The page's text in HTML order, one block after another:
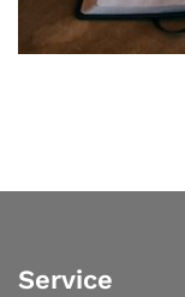
Service